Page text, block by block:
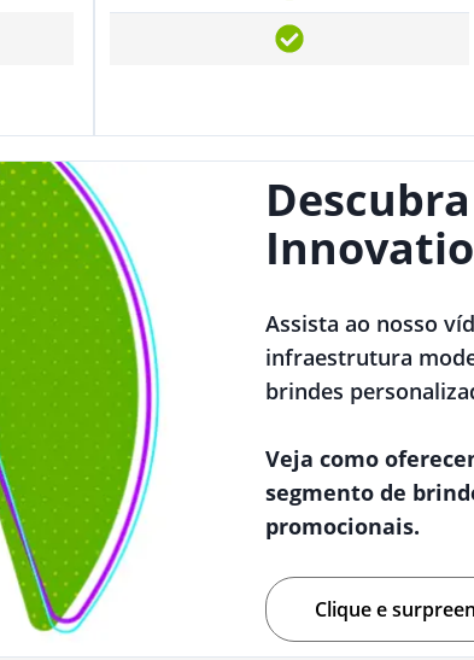
Assista ao nosso
infraestrutura
brindes
Veja como
segmento de
promocionais.
Clique e